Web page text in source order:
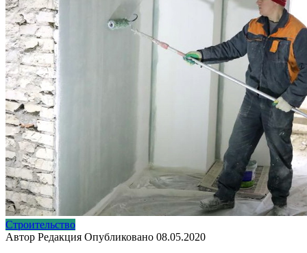
Строительство
Автор Редакция Опубликовано 08.05.2020